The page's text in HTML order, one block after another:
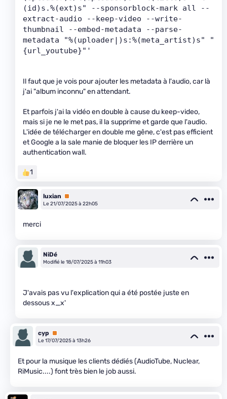
(id)s.%(ext)s" --sponsorblock-mark all --
extract-audio --keep-video --write-
thumbnail --embed-metadata --parse-
metadata "%(uploader|)s:%(meta_artist)s" "
{url_youtube}"'
Il faut que je vois pour ajouter les metadata à l'audio, car là
j'ai "album inconnu" en attendant.
Et parfois j'ai la vidéo en double à cause du keep-video,
mais si je ne le met pas, il la supprime et garde que l'audio.
L'idée de télécharger en double me gêne, c'est pas efficient
et Google a la sale manie de bloquer les IP derrière un
authentication wall.
1
luxian
Premium
Le 21/07/2025 à 22h05
merci
NiDé
Modifié le 18/07/2025 à 11h03
J'avais pas vu l'explication qui a été postée juste en
dessous x_x'
cyp
Premium
Le 17/07/2025 à 13h26
Et pour la musique les clients dédiés (AudioTube, Nuclear,
RiMusic....) font très bien le job aussi.